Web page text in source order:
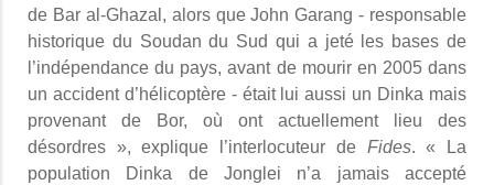
de Bar al-Ghazal, alors que John Garang - responsable
historique du Soudan du Sud qui a jeté les bases de
l’indépendance du pays, avant de mourir en 2005 dans
un accident d’hélicoptère - était lui aussi un Dinka mais
provenant de Bor, où ont actuellement lieu des
désordres », explique l’interlocuteur de Fides. « La
population Dinka de Jonglei n’a jamais accepté